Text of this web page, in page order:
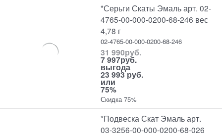
*Серьги Скаты Эмаль арт. 02-
4765-00-000-0200-68-246 вес
4,78 г
02-4765-00-000-0200-68-246
31 990руб.
7 997руб.
выгода
23 993 руб.
или
75%
Скидка 75%
*Подвеска Скат Эмаль арт.
03-3256-00-000-0200-68-026